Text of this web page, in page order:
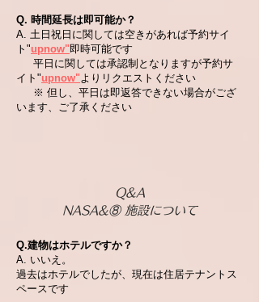
Q. 時間延長は即可能か？
A. 土日祝日に関しては空きがあれば予約サイ
ト "upnow"即時可能です
平日に関しては承認制となりますが予約サ
イト "upnow"よりリクエストください
※ 但し、平日は即返答できない場合がござ
います、ご了承ください
Q&A
NASA&⑧ 施設について
Q.建物はホテルですか？
A. いいえ。
過去はホテルでしたが、現在は住居テナントス
ペースです